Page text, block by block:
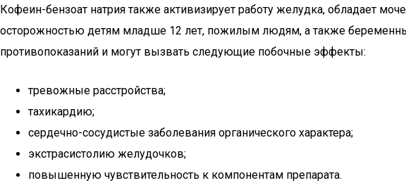
Кофеин-бензоат натрия также активизирует работу желудка, обладает
осторожностью детям младше 12 лет, пожилым людям, а также
противопоказаний и могут вызвать следующие побочные эффекты:
тревожные расстройства;
тахикардию;
сердечно-сосудистые заболевания органического характера;
экстрасистолию желудочков;
повышенную чувствительность к компонентам препарата.